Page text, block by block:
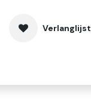
Verlanglijst